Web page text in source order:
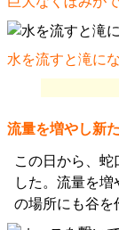
水を流すと滝に
流量を増やし新
この日から、
した。流量を
の場所にも谷を